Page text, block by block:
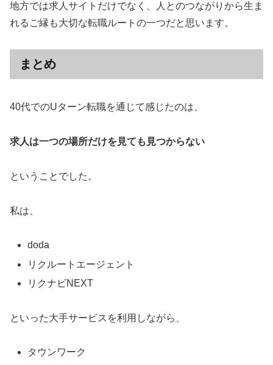
地方では求人サイトだけでなく、人とのつながりから生ま
れるご縁も大切な転職ルートの一つだと思います。
まとめ
40代でのUターン転職を通じて感じたのは、
求人は一つの場所だけを見ても見つからない
ということでした。
私は、
doda
リクルートエージェント
リクナビNEXT
といった大手サービスを利用しながら、
タウンワーク